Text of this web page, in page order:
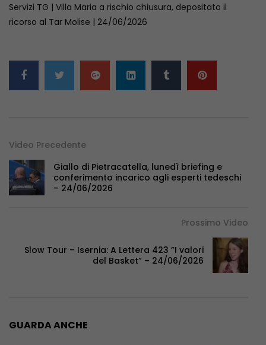
Servizi TG | Villa Maria a rischio chiusura, depositato il
ricorso al Tar Molise | 24/06/2026
Video Precedente
Giallo di Pietracatella, lunedì briefing e
conferimento incarico agli esperti tedeschi
– 24/06/2026
Prossimo Video
Slow Tour – Isernia: A Lettera 423 ”I valori
del Basket” – 24/06/2026
GUARDA ANCHE